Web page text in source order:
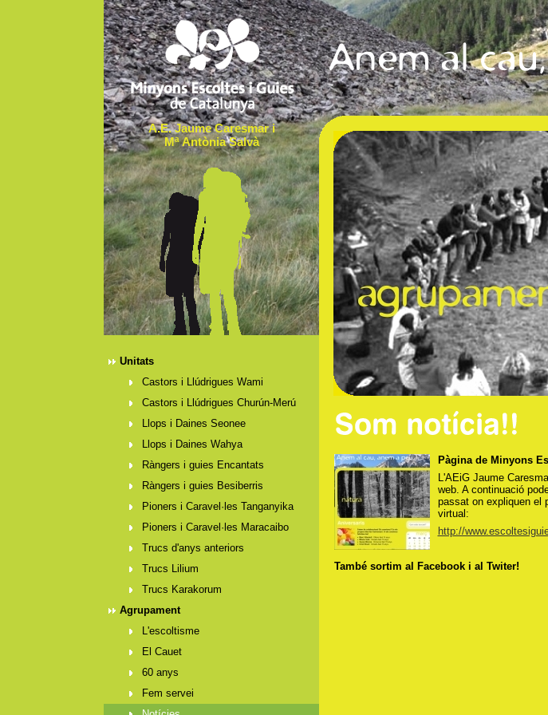
A.E. Jaume Caresmar i
Mª Antònia Salvà
Unitats
Castors i Llúdrigues Wami
Castors i Llúdrigues Churún-Merú
Llops i Daines Seonee
Llops i Daines Wahya
Ràngers i guies Encantats
Ràngers i guies Besiberris
Pioners i Caravel·les Tanganyika
Pioners i Caravel·les Maracaibo
Trucs d'anys anteriors
Trucs Lilium
Trucs Karakorum
Agrupament
L'escoltisme
El Cauet
60 anys
Fem servei
Pàgina de Minyons
L'AEiG Jaume
web. A continuació
passat on expliquen el
virtual:
http://
També sortim al Facebook i al Twiter!